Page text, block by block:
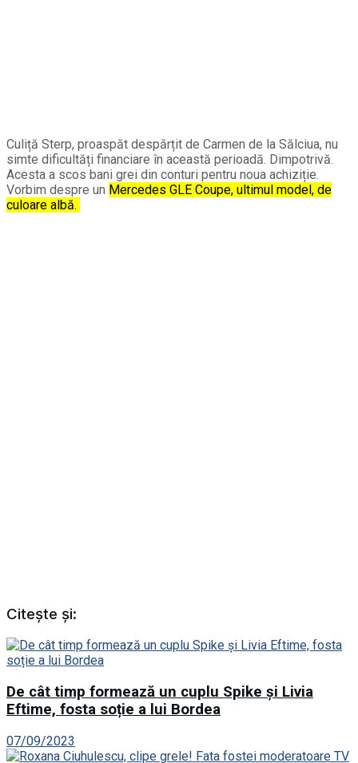
Culiță Sterp, proaspăt despărțit de Carmen de la Sălciua, nu
simte dificultăți financiare în această perioadă. Dimpotrivă.
Acesta a scos bani grei din conturi pentru noua achiziție.
Vorbim despre un Mercedes GLE Coupe, ultimul model, de
culoare albă.
Citește și:
De cât timp formează un cuplu Spike și Livia
Eftime, fosta soție a lui Bordea
07/09/2023